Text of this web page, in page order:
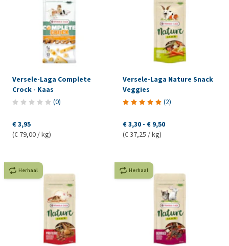
Versele-Laga Complete
Crock - Kaas
(0)
€ 3,95
(€ 79,00 / kg)
Versele-Laga Nature Snack
Veggies
(2)
€ 3,30 - € 9,50
(€ 37,25 / kg)
Herhaal Herhaal